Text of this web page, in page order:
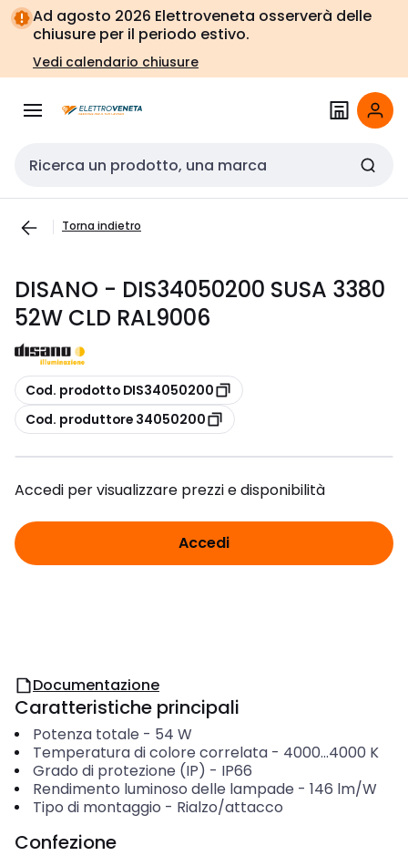
Vai alla
navigazione
Vai
alla
pagina
Ad agosto 2026 Elettroveneta osserverà delle
chiusure per il periodo estivo.
Vedi calendario chiusure
Cerca input
Torna indietro
DISANO - DIS34050200 SUSA 3380
52W CLD RAL9006
copia
Cod. prodotto DIS34050200
copia
Cod. produttore 34050200
Accedi per visualizzare prezzi e disponibilità
Accedi
Documentazione
Caratteristiche principali
Potenza totale - 54 W
Temperatura di colore correlata- 4000...4000 K
Grado di protezione (IP) - IP66
Rendimento luminoso delle lampade - 146 lm/W
Tipo di montaggio - Rialzo/attacco
Confezione